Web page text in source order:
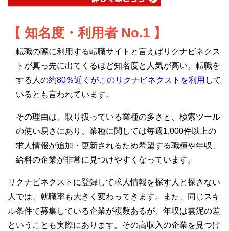
【 知名度・利用者 No.1 】
転職の際に利用する転職サイトと言えばリクナビネクス
トが真っ先に出てくるほど知名度と人気が高い。転職を
する人の約80％近くがこのリクナビネクストを利用 して
いるとも言われています。
その理由は、取り扱っている業種の多さと、検索ツール
の使い易さにあり、業種に関しては毎週1,000件以上の
求人情報が追加・更新されるため希望する職種や年収、
給料の企業が非常に見つけやすくなっています。
リクナビネクストに登録して求人情報を探す人と探さない
人では、就職率も大きく変わってきます。また、同じスキ
ル条件で募集している企業が複数あるが、年収は雲泥の差
ということも実際にあります。その高収入の企業を見つけ